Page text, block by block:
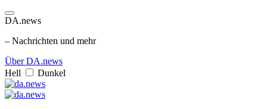
DA.news
– Nachrichten und mehr
Über DA.news
Hell
Dunkel